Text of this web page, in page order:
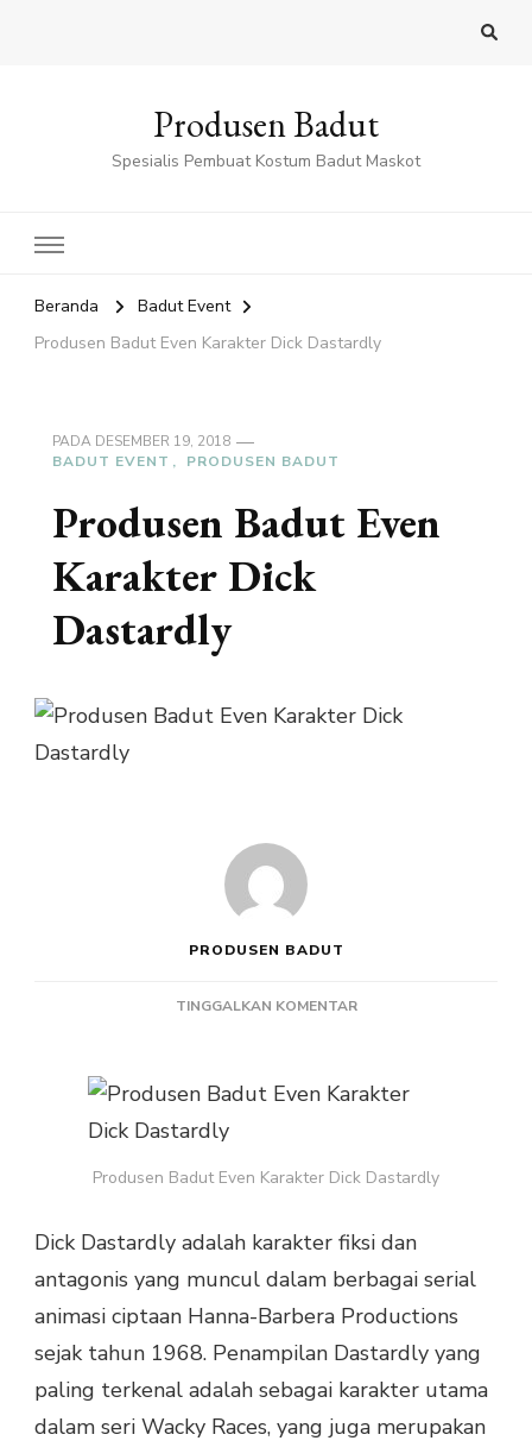
Produsen Badut
Spesialis Pembuat Kostum Badut Maskot
Beranda
Badut Event
Produsen Badut Even Karakter Dick Dastardly
PADA DESEMBER 19, 2018
BADUT EVENT
PRODUSEN BADUT
Produsen Badut Even
Karakter Dick
Dastardly
PRODUSEN BADUT
TINGGALKAN KOMENTARPADA
KARAKTER
Produsen Badut Even Karakter Dick Dastardly
Dick Dastardly adalah karakter fiksi dan
antagonis yang muncul dalam berbagai serial
animasi ciptaan Hanna-Barbera Productions
sejak tahun 1968. Penampilan Dastardly yang
paling terkenal adalah sebagai karakter utama
dalam seri Wacky Races, yang juga merupakan